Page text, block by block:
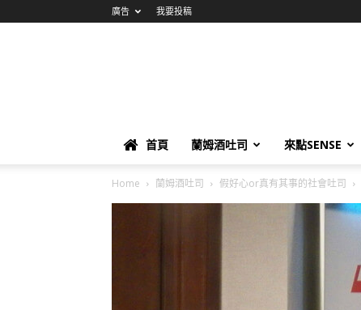
廣告 我要投稿
首頁 蘭姆酒吐司 來點SENSE
Home 蘭姆酒吐司 假好心or真有其事的社會吐司